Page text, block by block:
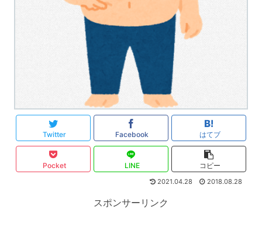
Twitter Facebook はてブ
Pocket LINE コピー
2021.04.28 2018.08.28
スポンサーリンク